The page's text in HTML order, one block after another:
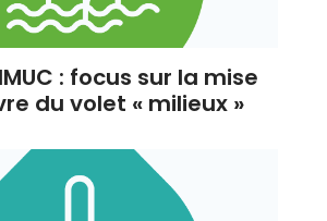
: focus sur la mise
du volet « milieux »